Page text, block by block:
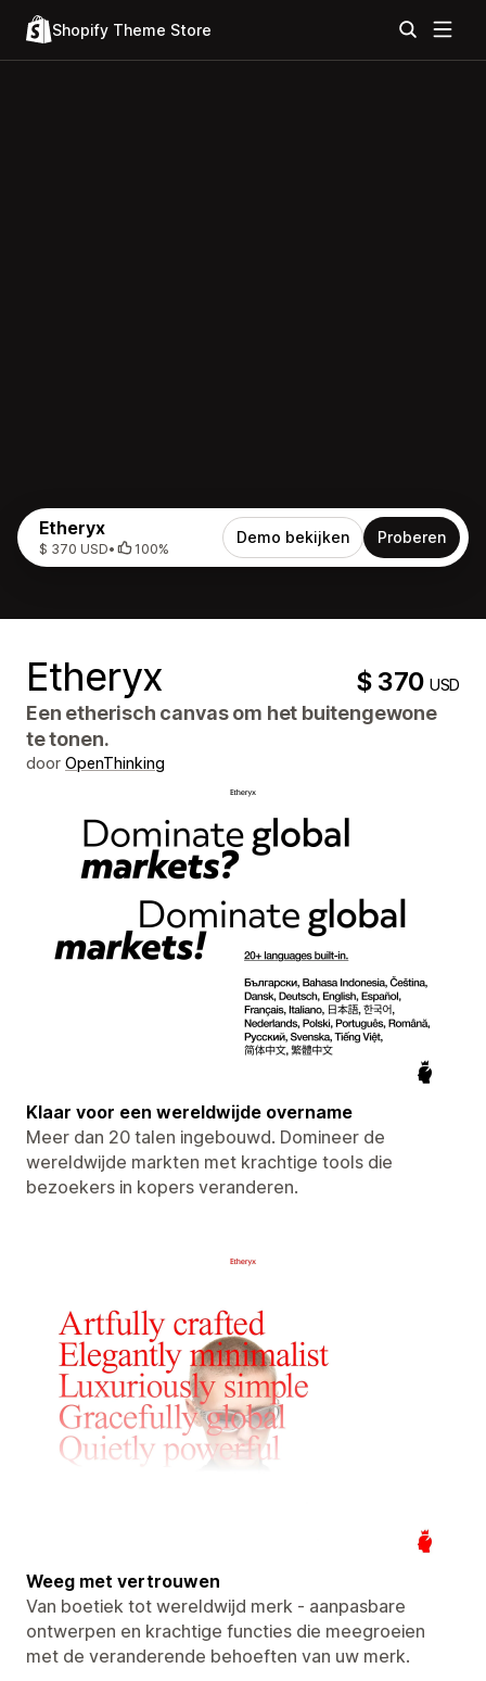
Shopify Theme Store
Etheryx
$ 370 USD• 100%
Demo bekijken Proberen
Etheryx $ 370USD
Een etherisch canvas om het buitengewone
te tonen.
door OpenThinking
Klaar voor een wereldwijde overname
Meer dan 20 talen ingebouwd. Domineer de
wereldwijde markten met krachtige tools die
bezoekers in kopers veranderen.
Weeg met vertrouwen
Van boetiek tot wereldwijd merk - aanpasbare
ontwerpen en krachtige functies die meegroeien
met de veranderende behoeften van uw merk.